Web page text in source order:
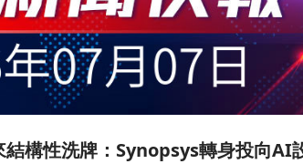
構性洗牌：Synopsys轉身投向AI